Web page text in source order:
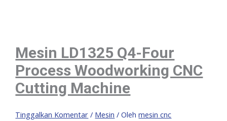
Mesin LD1325 Q4-Four
Process Woodworking CNC
Cutting Machine
Tinggalkan Komentar / Mesin / Olehmesin cnc